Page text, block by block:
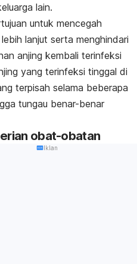
lain.
untuk mencegah
lanjut serta menghindari
anjing kembali terinfeksi
yang terinfeksi tinggal di
terpisah selama beberapa
tungau benar-benar
obat-obatan
Iklan